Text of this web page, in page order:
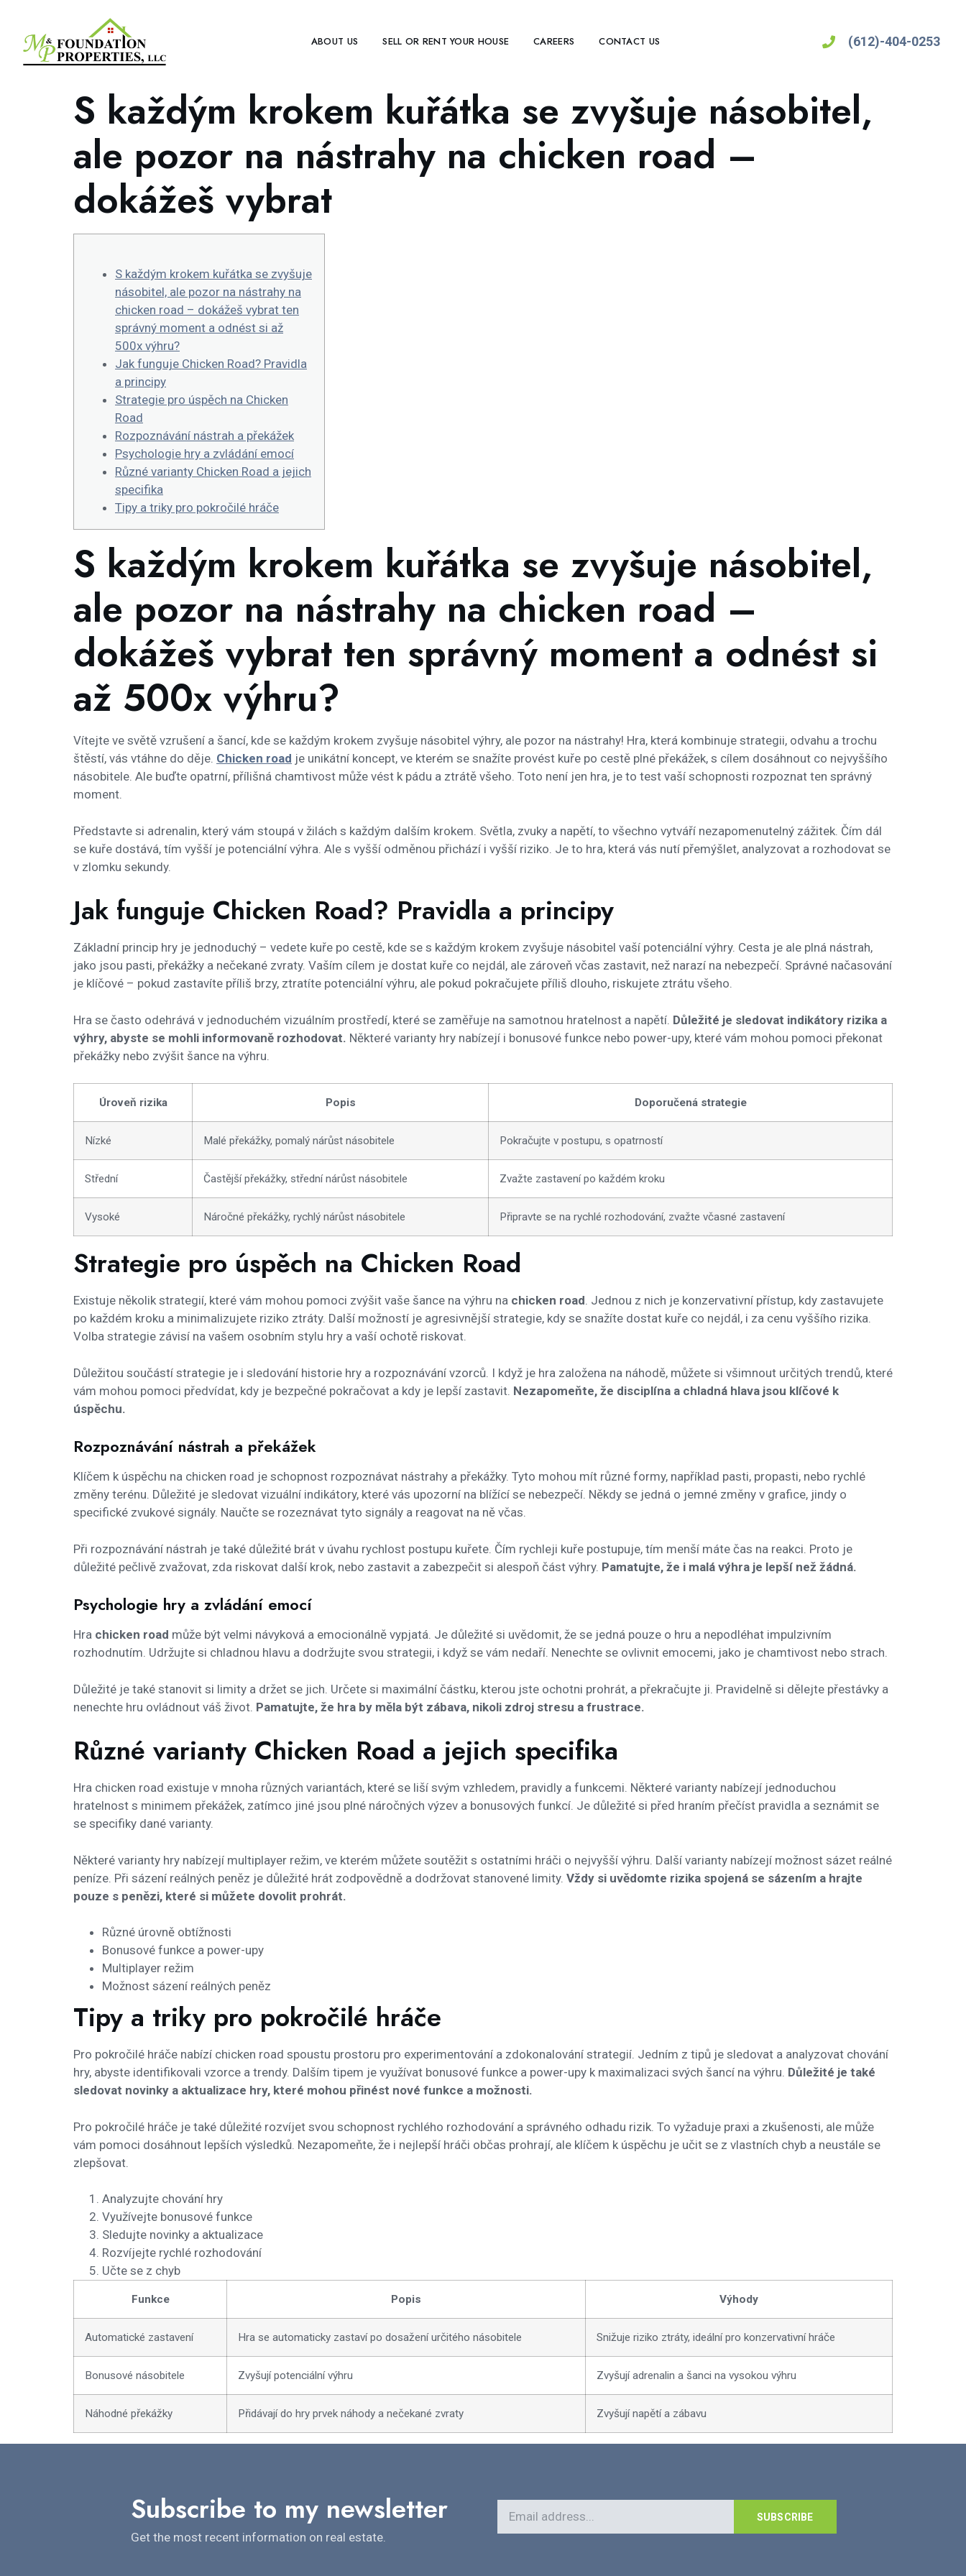
ABOUT US SELL OR RENT YOUR HOUSE CAREERS CONTACT US (612)-404-0253
S každým krokem kuřátka se zvyšuje násobitel,
ale pozor na nástrahy na chicken road –
dokážeš vybrat
S každým krokem kuřátka se zvyšuje
násobitel, ale pozor na nástrahy na
chicken road – dokážeš vybrat ten
správný moment a odnést si až
500x výhru?
Jak funguje Chicken Road? Pravidla
a principy
Strategie pro úspěch na Chicken
Road
Rozpoznávání nástrah a překážek
Psychologie hry a zvládání emocí
Různé varianty Chicken Road a jejich
specifika
Tipy a triky pro pokročilé hráče
S každým krokem kuřátka se zvyšuje násobitel,
ale pozor na nástrahy na chicken road –
dokážeš vybrat ten správný moment a odnést si
až 500x výhru?
Vítejte ve světě vzrušení a šancí, kde se každým krokem zvyšuje násobitel výhry, ale pozor na nástrahy! Hra, která kombinuje strategii, odvahu a trochu
štěstí, vás vtáhne do děje. Chicken road je unikátní koncept, ve kterém se snažíte provést kuře po cestě plné překážek, s cílem dosáhnout co nejvyššího
násobitele. Ale buďte opatrní, přílišná chamtivost může vést k pádu a ztrátě všeho. Toto není jen hra, je to test vaší schopnosti rozpoznat ten správný
moment.
Představte si adrenalin, který vám stoupá v žilách s každým dalším krokem. Světla, zvuky a napětí, to všechno vytváří nezapomenutelný zážitek. Čím dál
se kuře dostává, tím vyšší je potenciální výhra. Ale s vyšší odměnou přichází i vyšší riziko. Je to hra, která vás nutí přemýšlet, analyzovat a rozhodovat se
v zlomku sekundy.
Jak funguje Chicken Road? Pravidla a principy
Základní princip hry je jednoduchý – vedete kuře po cestě, kde se s každým krokem zvyšuje násobitel vaší potenciální výhry. Cesta je ale plná nástrah,
jako jsou pasti, překážky a nečekané zvraty. Vaším cílem je dostat kuře co nejdál, ale zároveň včas zastavit, než narazí na nebezpečí. Správné načasování
je klíčové – pokud zastavíte příliš brzy, ztratíte potenciální výhru, ale pokud pokračujete příliš dlouho, riskujete ztrátu všeho.
Hra se často odehrává v jednoduchém vizuálním prostředí, které se zaměřuje na samotnou hratelnost a napětí. Důležité je sledovat indikátory rizika a
výhry, abyste se mohli informovaně rozhodovat. Některé varianty hry nabízejí i bonusové funkce nebo power-upy, které vám mohou pomoci překonat
překážky nebo zvýšit šance na výhru.
Úroveň rizika Popis Doporučená strategie
Nízké Malé překážky, pomalý nárůst násobitele Pokračujte v postupu, s opatrností
Střední Častější překážky, střední nárůst násobitele Zvažte zastavení po každém kroku
Vysoké Náročné překážky, rychlý nárůst násobitele Připravte se na rychlé rozhodování, zvažte včasné zastavení
Strategie pro úspěch na Chicken Road
Existuje několik strategií, které vám mohou pomoci zvýšit vaše šance na výhru na chicken road. Jednou z nich je konzervativní přístup, kdy zastavujete
po každém kroku a minimalizujete riziko ztráty. Další možností je agresivnější strategie, kdy se snažíte dostat kuře co nejdál, i za cenu vyššího rizika.
Volba strategie závisí na vašem osobním stylu hry a vaší ochotě riskovat.
Důležitou součástí strategie je i sledování historie hry a rozpoznávání vzorců. I když je hra založena na náhodě, můžete si všimnout určitých trendů, které
vám mohou pomoci předvídat, kdy je bezpečné pokračovat a kdy je lepší zastavit. Nezapomeňte, že disciplína a chladná hlava jsou klíčové k
úspěchu.
Rozpoznávání nástrah a překážek
Klíčem k úspěchu na chicken road je schopnost rozpoznávat nástrahy a překážky. Tyto mohou mít různé formy, například pasti, propasti, nebo rychlé
změny terénu. Důležité je sledovat vizuální indikátory, které vás upozorní na blížící se nebezpečí. Někdy se jedná o jemné změny v grafice, jindy o
specifické zvukové signály. Naučte se rozeznávat tyto signály a reagovat na ně včas.
Při rozpoznávání nástrah je také důležité brát v úvahu rychlost postupu kuřete. Čím rychleji kuře postupuje, tím menší máte čas na reakci. Proto je
důležité pečlivě zvažovat, zda riskovat další krok, nebo zastavit a zabezpečit si alespoň část výhry. Pamatujte, že i malá výhra je lepší než žádná.
Psychologie hry a zvládání emocí
Hra chicken road může být velmi návyková a emocionálně vypjatá. Je důležité si uvědomit, že se jedná pouze o hru a nepodléhat impulzivním
rozhodnutím. Udržujte si chladnou hlavu a dodržujte svou strategii, i když se vám nedaří. Nenechte se ovlivnit emocemi, jako je chamtivost nebo strach.
Důležité je také stanovit si limity a držet se jich. Určete si maximální částku, kterou jste ochotni prohrát, a překračujte ji. Pravidelně si dělejte přestávky a
nenechte hru ovládnout váš život. Pamatujte, že hra by měla být zábava, nikoli zdroj stresu a frustrace.
Různé varianty Chicken Road a jejich specifika
Hra chicken road existuje v mnoha různých variantách, které se liší svým vzhledem, pravidly a funkcemi. Některé varianty nabízejí jednoduchou
hratelnost s minimem překážek, zatímco jiné jsou plné náročných výzev a bonusových funkcí. Je důležité si před hraním přečíst pravidla a seznámit se
se specifiky dané varianty.
Některé varianty hry nabízejí multiplayer režim, ve kterém můžete soutěžit s ostatními hráči o nejvyšší výhru. Další varianty nabízejí možnost sázet reálné
peníze. Při sázení reálných peněz je důležité hrát zodpovědně a dodržovat stanovené limity. Vždy si uvědomte rizika spojená se sázením a hrajte
pouze s penězi, které si můžete dovolit prohrát.
Různé úrovně obtížnosti
Bonusové funkce a power-upy
Multiplayer režim
Možnost sázení reálných peněz
Tipy a triky pro pokročilé hráče
Pro pokročilé hráče nabízí chicken road spoustu prostoru pro experimentování a zdokonalování strategií. Jedním z tipů je sledovat a analyzovat chování
hry, abyste identifikovali vzorce a trendy. Dalším tipem je využívat bonusové funkce a power-upy k maximalizaci svých šancí na výhru. Důležité je také
sledovat novinky a aktualizace hry, které mohou přinést nové funkce a možnosti.
Pro pokročilé hráče je také důležité rozvíjet svou schopnost rychlého rozhodování a správného odhadu rizik. To vyžaduje praxi a zkušenosti, ale může
vám pomoci dosáhnout lepších výsledků. Nezapomeňte, že i nejlepší hráči občas prohrají, ale klíčem k úspěchu je učit se z vlastních chyb a neustále se
zlepšovat.
Analyzujte chování hry
Využívejte bonusové funkce
Sledujte novinky a aktualizace
Rozvíjejte rychlé rozhodování
Učte se z chyb
Funkce Popis Výhody
Automatické zastavení Hra se automaticky zastaví po dosažení určitého násobitele Snižuje riziko ztráty, ideální pro konzervativní hráče
Bonusové násobitele Zvyšují potenciální výhru Zvyšují adrenalin a šanci na vysokou výhru
Náhodné překážky Přidávají do hry prvek náhody a nečekané zvraty Zvyšují napětí a zábavu
Subscribe to my newsletter
Get the most recent information on real estate.
SUBSCRIBE